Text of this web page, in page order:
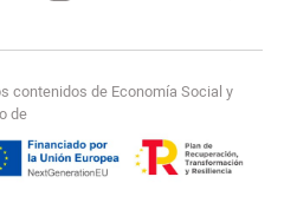
contenidos de Economía Social y
de